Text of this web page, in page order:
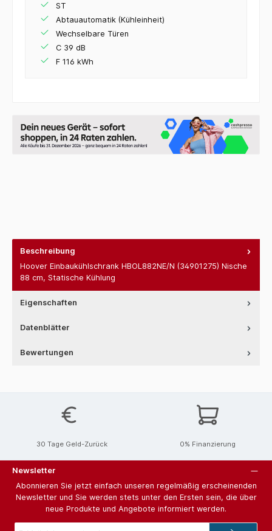
ST
Abtauautomatik (Kühleinheit)
Wechselbare Türen
C 39 dB
F 116 kWh
Beschreibung
Hoover Einbaukühlschrank HBOL882NE/N (34901275) Nische
88 cm, Statische Kühlung
Eigenschaften
Datenblätter
Bewertungen
30 Tage Geld-Zurück 0% Finanzierung
Newsletter
Abonnieren Sie jetzt einfach unseren regelmäßig erscheinenden
Newsletter und Sie werden stets unter den Ersten sein, die über
neue Produkte und Angebote informiert werden.